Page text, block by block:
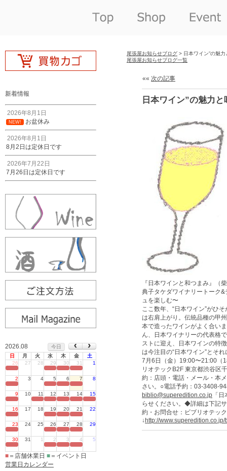
新着情報
2026年8月1日
NEW! お盆休み
2026年8月1日
8月2日は定休日です
2026年7月22日
7月26日は定休日です
2026.08
今日
日
月 火 水 木 金
土
26
27 28 29 30 31 1
2 3 4 5 6 7 8
9 10 11 12 13 14 15
16 17 18 19 20 21 22
23 24 25 26 27 28 29
30 31 1 2 3 4 5
■ ＝店舗休業日 ■ ＝イベント日
営業日カレンダー
尾張屋お知らせブログ > 日本ワイン”の魅
尾張屋お知らせブログ一覧
«« 次の記事
日本ワイン”の魅力
『日本ワインと和つまみ』（
典子タケダワイナリートーク
ュを楽しむ〜
ここ数年、“日本ワイン”がひ
は右肩上がり。伝統品種の甲
本で造ったワインがよく合い
ん、日本ワイナリーの代表格
ストに迎え、日本ワインの特
は今注目の“日本ワイン”とそ
7月6日（金）19:00〜21:00（
リオテックB2F 東京都渋谷区
約：店頭・電話・メール・本
さい。○電話予約：03-3408-
biblio@superedition.co.jp 「
らせください。◆詳細は下記
約・お問合せ：ビブリオテッ
↓ http://